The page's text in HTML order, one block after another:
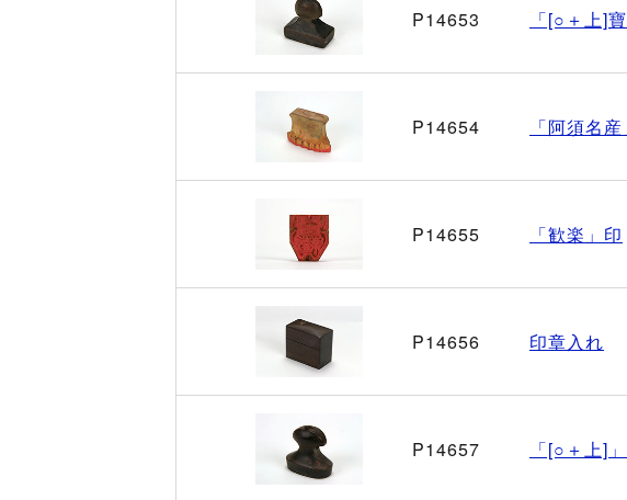
P14653 「[○＋上]
P14654 「阿須名
P14655 「歓楽」印
P14656 印章入れ
P14657 「[○＋上]